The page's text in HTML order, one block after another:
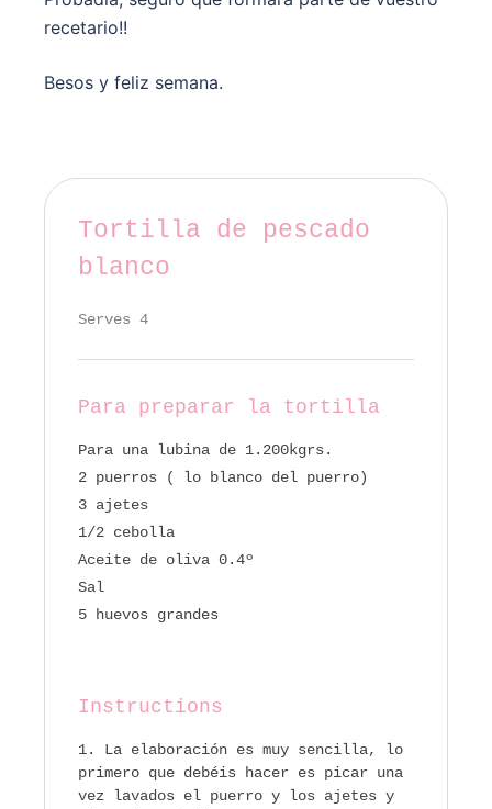
recetario!!
Besos y feliz semana.
Tortilla de pescado
blanco
Serves 4
Para preparar la tortilla
Para una lubina de 1.200kgrs.
2 puerros ( lo blanco del puerro)
3 ajetes
1/2 cebolla
Aceite de oliva 0.4º
Sal
5 huevos grandes
Instructions
La elaboración es muy sencilla, lo
primero que debéis hacer es picar una
vez lavados el puerro y los ajetes y